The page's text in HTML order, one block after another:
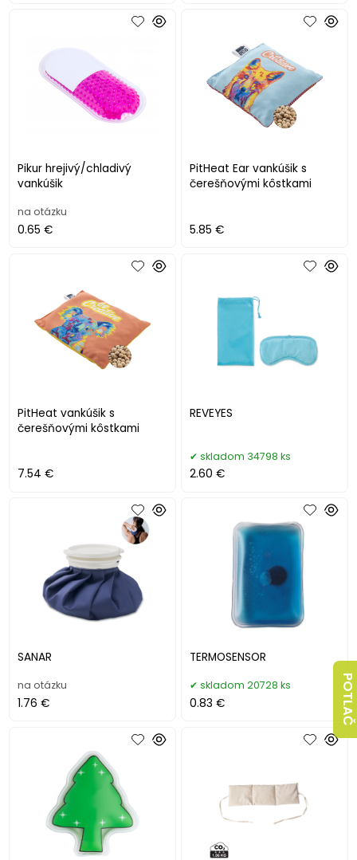
Pikur hrejivý/chladivý
vankúšik
na otázku
0.65 €
PitHeat Ear vankúšik s
čerešňovými kôstkami
5.85 €
PitHeat vankúšik s
čerešňovými kôstkami
7.54 €
REVEYES
skladom 34798 ks
2.60 €
SANAR
na otázku
1.76 €
TERMOSENSOR
skladom 20728 ks
0.83 € POTLAČ